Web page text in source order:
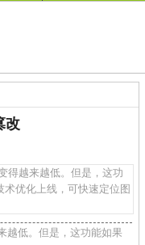
改
越来越低。但是，这功
术优化上线，可快速定位图
越低。但是，这功能如果